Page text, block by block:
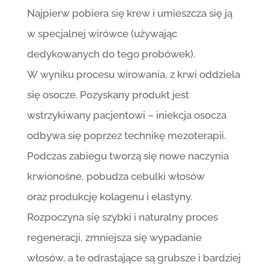
Najpierw pobiera się krew i umieszcza się ją
w specjalnej wirówce (używając
dedykowanych do tego probówek).
W wyniku procesu wirowania, z krwi oddziela
się osocze. Pozyskany produkt jest
wstrzykiwany pacjentowi – iniekcja osocza
odbywa się poprzez technikę mezoterapii.
Podczas zabiegu tworzą się nowe naczynia
krwionośne, pobudza cebulki włosów
oraz produkcję kolagenu i elastyny.
Rozpoczyna się szybki i naturalny proces
regeneracji, zmniejsza się wypadanie
włosów, a te odrastające są grubsze i bardziej